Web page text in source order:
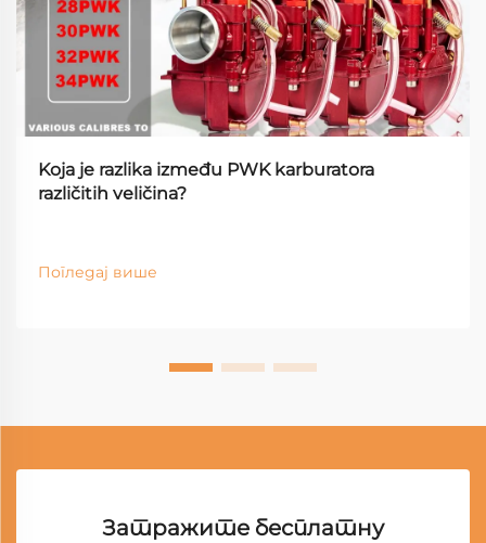
Koja je razlika između PWK karburatora
različitih veličina?
Погледај више
Затражите бесплатну